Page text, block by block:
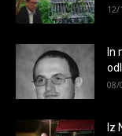
12/
In
08/
Iz